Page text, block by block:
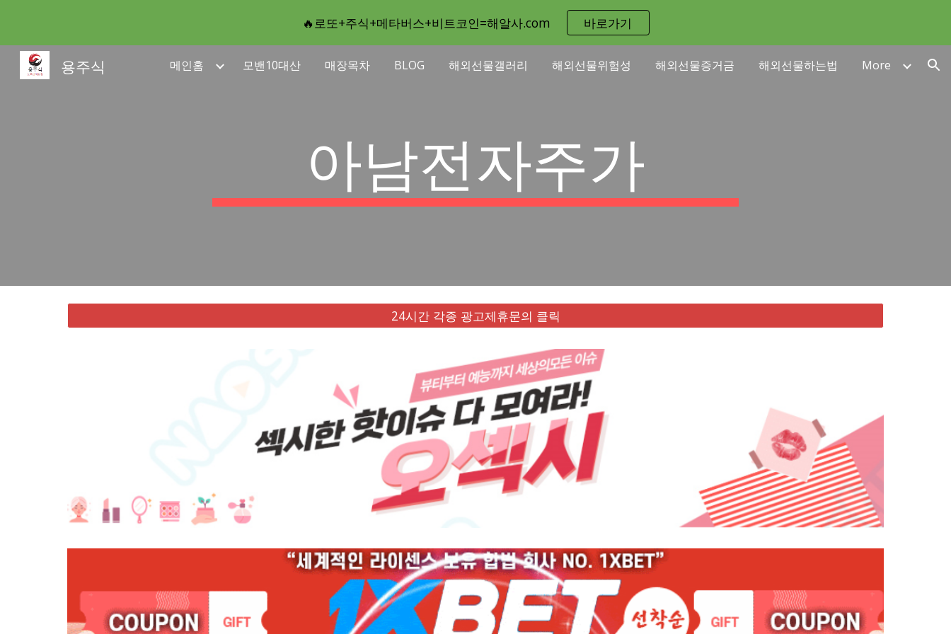
Skip to main content Skip to navigation
🔥로또+주식+메타버스+비트코인=해알사.com 바로가기
용주식 메인홈 모밴10대산 매장목차 BLOG 해외선물갤러리 해외선물위험성 해외선물증거금 해외선물하는법 More
아남전자주가
24시간 각종 광고제휴문의 클릭